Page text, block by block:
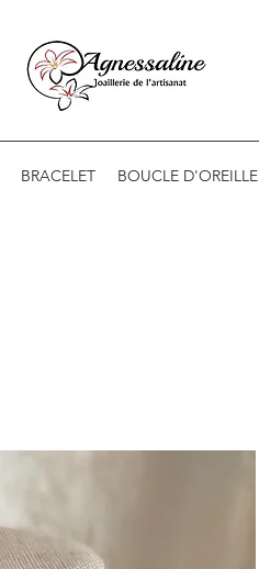
BRACELET BOUCLE D'OREILLE